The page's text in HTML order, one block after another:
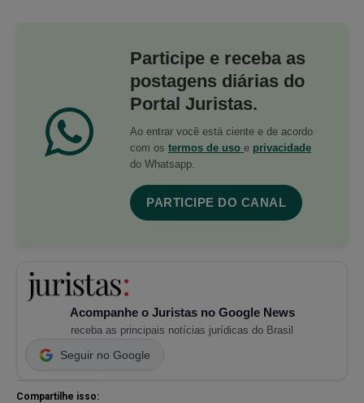
Participe e receba as
postagens diárias do
Portal Juristas.
Ao entrar você está ciente e de acordo
com os termos de uso e privacidade
do Whatsapp.
PARTICIPE DO CANAL
Acompanhe o Juristas no Google News
receba as principais notícias jurídicas do Brasil
Seguir no Google
Compartilhe isso: